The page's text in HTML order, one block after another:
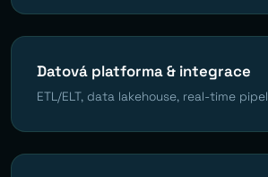
Datová platforma & integrace
ETL/ELT, data lakehouse, real-time